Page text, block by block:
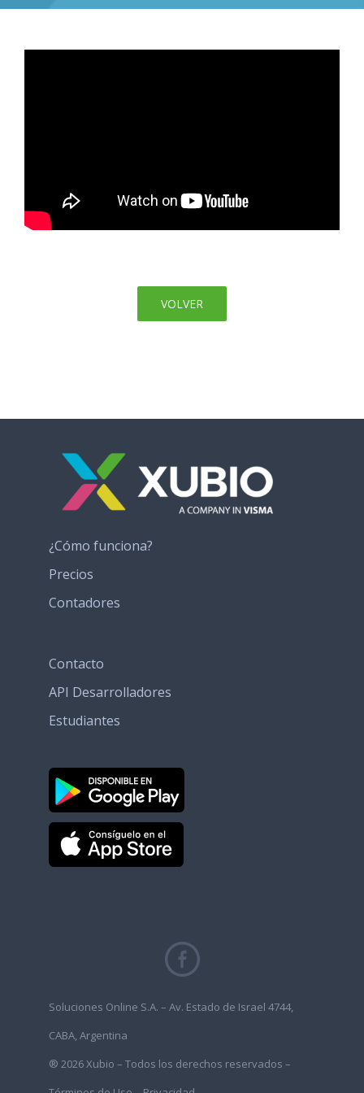
VOLVER
¿Cómo funciona?
Precios
Contadores
Contacto
API Desarrolladores
Estudiantes
Soluciones Online S.A. – Av. Estado de Israel 4744,
CABA, Argentina
® 2026 Xubio – Todos los derechos reservados –